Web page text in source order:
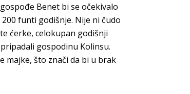
Benet bi se očekivalo
funti godišnje. Nije ni čudo
ćerke, celokupan godišnji
gospodinu Kolinsu.
majke, što znači da bi u brak